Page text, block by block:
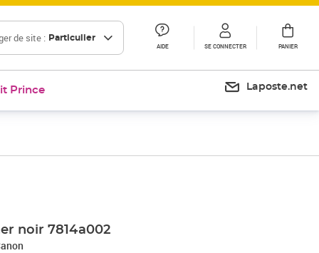
de site : Particulier
AIDE SE CONNECTER PANIER
Prince Laposte.net
noir 7814a002